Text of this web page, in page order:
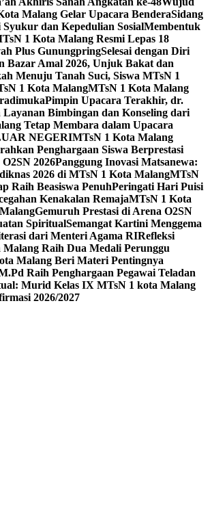
Malang Gelar Upacara BenderaSidang
dan Kepedulian SosialMembentuk
1 Kota Malang Resmi Lepas 18
Plus GunungpringSelesai dengan Diri
Bazar Amal 2026, Unjuk Bakat dan
Menuju Tanah Suci, Siswa MTsN 1
1 Kota MalangMTsN 1 Kota Malang
Pimpin Upacara Terakhir, dr.
Bimbingan dan Konseling dari
Tetap Membara dalam Upacara
NEGERIMTsN 1 Kota Malang
Penghargaan Siswa Berprestasi
2026Panggung Inovasi Matsanewa:
2026 di MTsN 1 Kota MalangMTsN
Raih Beasiswa PenuhPeringati Hari Puisi
Kenakalan RemajaMTsN 1 Kota
Gemuruh Prestasi di Arena O2SN
SpiritualSemangat Kartini Menggema
dari Menteri Agama RIRefleksi
Raih Dua Medali Perunggu
Malang Beri Materi Pentingnya
Raih Penghargaan Pegawai Teladan
Murid Kelas IX MTsN 1 kota Malang
2026/2027